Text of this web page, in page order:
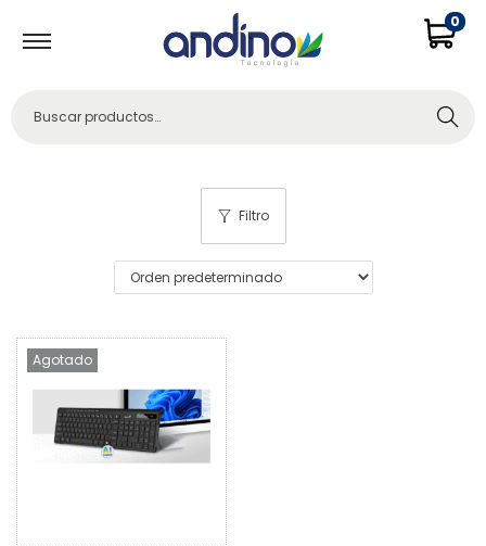
0
Buscar
Filtro
Agotado